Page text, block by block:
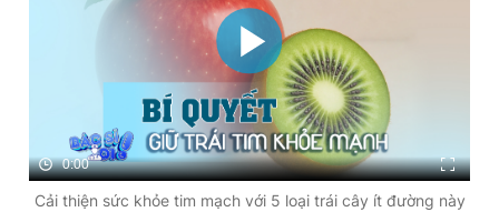
0:00
Cải thiện sức khỏe tim mạch với 5 loại trái cây ít đường này